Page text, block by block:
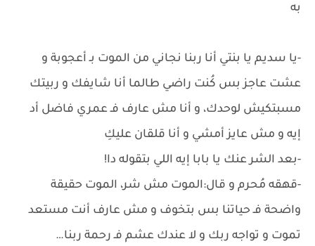
به
-يا سديم يا بنتي أنا ربنا نجاني من الموت بـ أعجوبة و
عشت عاجز بس كُنت راضي طالما أنا شايفك و ربيتك
مسبتكيش لوحدك، و أنا مش عارف فـ عمري فاضل أد
إيه و مش عايز أمشي و أنا قلقان عليكِ
-بعد الشر عنك يا بابا إيه اللي بتقوله دا!
-قهقه مُحرم و قال:الموت مش شر، الموت حقيقة
واضحة فـ حياتنا بس بتخوف و مش عارف أنت مستعد
تموت و تواجه ربك و لا عندك عشم فـ رحمة ربنا…